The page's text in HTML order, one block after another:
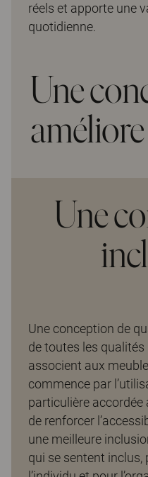
réels et apporte une
quotidienne.
Une
améliore
Une
Une conception de
de toutes les
associent aux
commence par
particulière
de renforcer
une meilleure
qui se sentent inclus,